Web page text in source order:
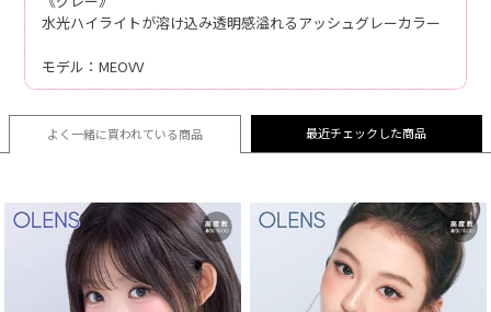
水光ハイライトが溶け込み透明感溢れるアッシュグレーカラー
モデル：MEOVV
よく一緒に買われている商品 最近チェックした商品